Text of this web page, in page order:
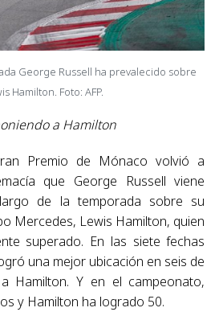
George Russell ha prevalecido sobre
Hamilton. Foto: AFP.
a Hamilton
Premio de Mónaco volvió a
que George Russell viene
de la temporada sobre su
Mercedes, Lewis Hamilton, quien
superado. En las siete fechas
una mejor ubicación en seis de
Hamilton. Y en el campeonato,
y Hamilton ha logrado 50.